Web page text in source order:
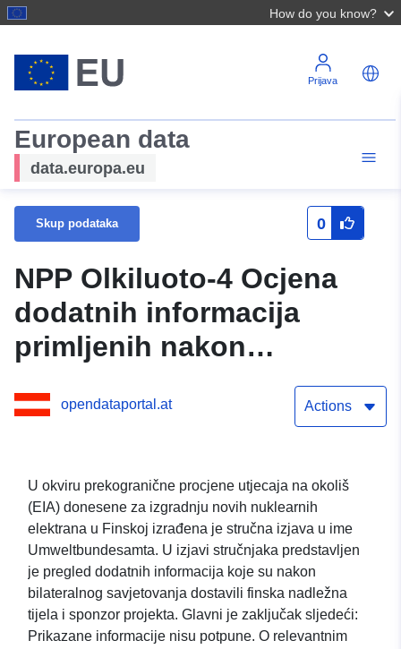
How do you know?
Prijava
European data
data.europa.eu
Skup podataka 0
NPP Olkiluoto-4 Ocjena
dodatnih informacija
primljenih nakon
bilateralnog savjetovanja
opendataportal.at Actions
U okviru prekogranične procjene utjecaja na okoliš
(EIA) donesene za izgradnju novih nuklearnih
elektrana u Finskoj izrađena je stručna izjava u ime
Umweltbundesamta. U izjavi stručnjaka predstavljen
je pregled dodatnih informacija koje su nakon
bilateralnog savjetovanja dostavili finska nadležna
tijela i sponzor projekta. Glavni je zaključak sljedeći:
Prikazane informacije nisu potpune. O relevantnim